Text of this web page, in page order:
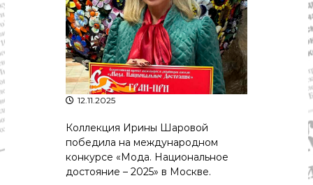
р
а
в
д
а
"
К
о
с
т
р
о
м
К
с
т
р
12.11.2025
Коллекция Ирины Шаровой
победила на международном
конкурсе «Мода. Национальное
достояние – 2025» в Москве.